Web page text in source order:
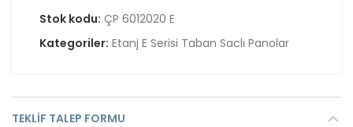
Stok kodu: ÇP 6012020 E
Kategoriler: Etanj E Serisi Taban Saclı Panolar
TEKLIF TALEP FORMU